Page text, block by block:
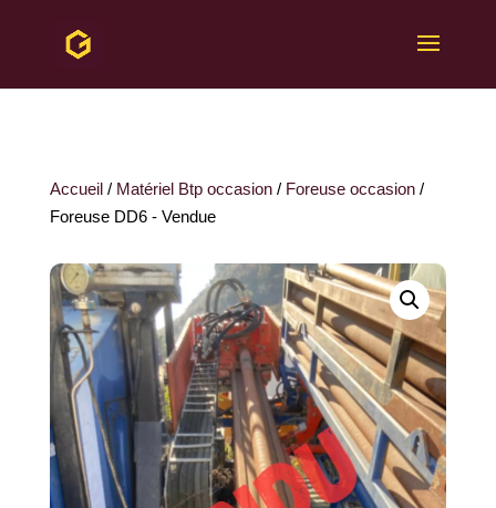
Accueil/ Matériel Btp occasion/ Foreuse occasion/
Foreuse DD6 - Vendue